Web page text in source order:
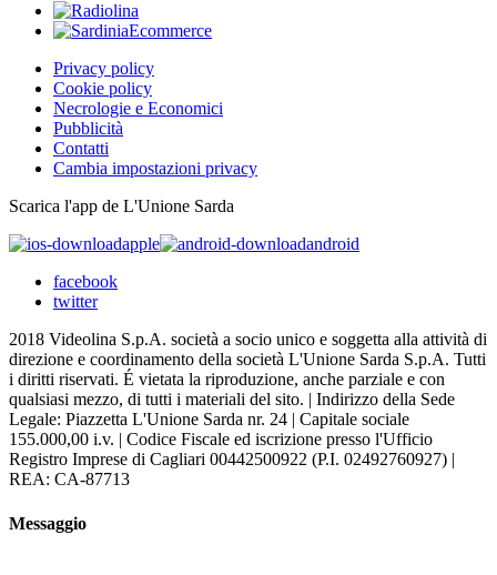
Privacy policy
Cookie policy
Necrologie e Economici
Pubblicità
Contatti
Cambia impostazioni privacy
Scarica l'app de L'Unione Sarda
apple
android
facebook
twitter
2018 Videolina S.p.A. società a socio unico e soggetta alla attività di
direzione e coordinamento della società L'Unione Sarda S.p.A. Tutti
i diritti riservati. É vietata la riproduzione, anche parziale e con
qualsiasi mezzo, di tutti i materiali del sito. | Indirizzo della Sede
Legale: Piazzetta L'Unione Sarda nr. 24 | Capitale sociale
155.000,00 i.v. | Codice Fiscale ed iscrizione presso l'Ufficio
Registro Imprese di Cagliari 00442500922 (P.I. 02492760927) |
REA: CA-87713
Messaggio